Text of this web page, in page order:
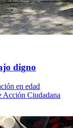
digno
en edad
Acción Ciudadana